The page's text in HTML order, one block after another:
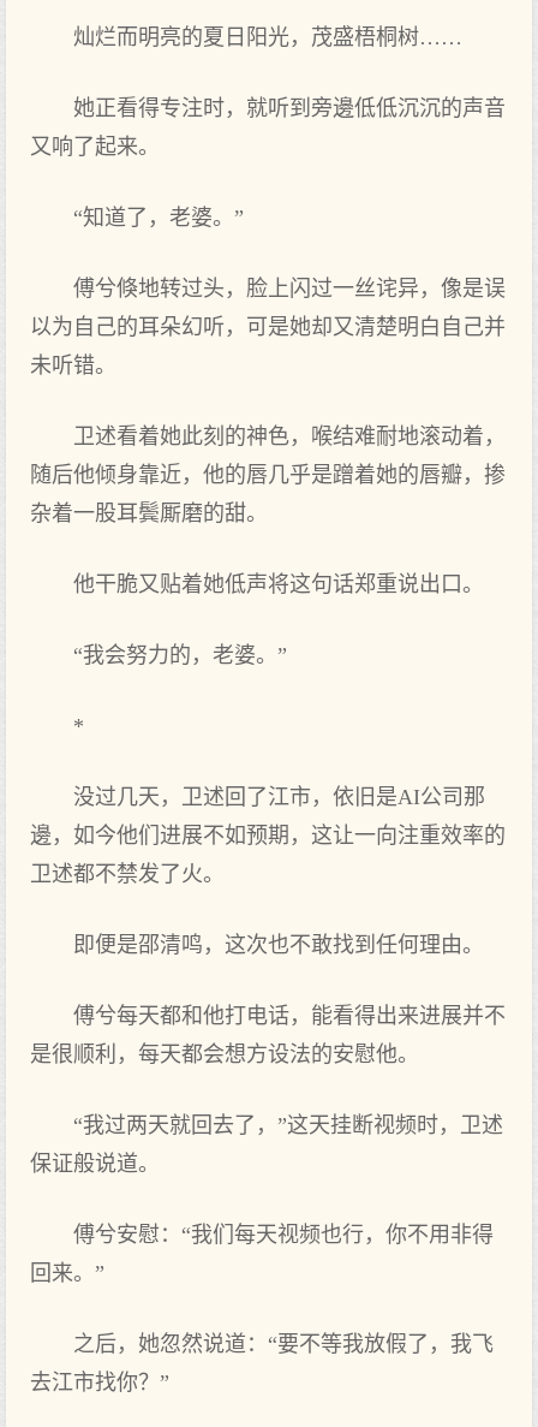
灿烂而明亮的夏日阳光，茂盛梧桐树……
她正看得专注时，就听到旁邊低低沉沉的声音
又响了起来。
“知道了，老婆。”
傅兮倏地转过头，脸上闪过一丝诧异，像是误
以为自己的耳朵幻听，可是她却又清楚明白自己并
未听错。
卫述看着她此刻的神色，喉结难耐地滚动着，
随后他倾身靠近，他的唇几乎是蹭着她的唇瓣，掺
杂着一股耳鬓厮磨的甜。
他干脆又贴着她低声将这句话郑重说出口。
“我会努力的，老婆。”
*
没过几天，卫述回了江市，依旧是AI公司那
邊，如今他们进展不如预期，这让一向注重效率的
卫述都不禁发了火。
即便是邵清鸣，这次也不敢找到任何理由。
傅兮每天都和他打电话，能看得出来进展并不
是很顺利，每天都会想方设法的安慰他。
“我过两天就回去了，”这天挂断视频时，卫述
保证般说道。
傅兮安慰：“我们每天视频也行，你不用非得
回来。”
之后，她忽然说道：“要不等我放假了，我飞
去江市找你？”